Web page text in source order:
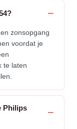
zonsopgang
voordat je
te laten
Philips